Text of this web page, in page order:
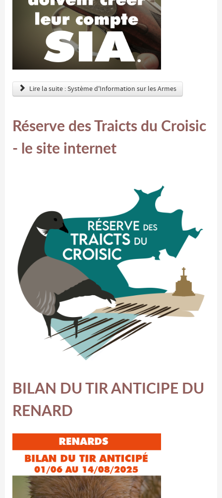
Lire la suite : Système d'Information sur les Armes
Réserve des Traicts du Croisic
- le site internet
BILAN DU TIR ANTICIPE DU
RENARD